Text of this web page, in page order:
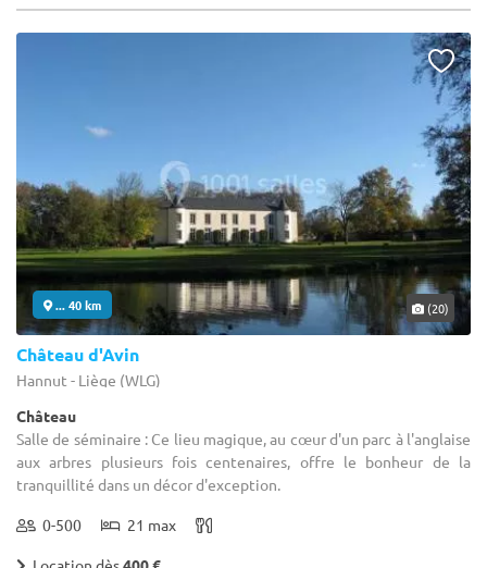
... 40 km (20)
Château d'Avin
Hannut - Liège (WLG)
Château
Salle de séminaire : Ce lieu magique, au cœur d'un parc à l'anglaise
aux arbres plusieurs fois centenaires, offre le bonheur de la
tranquillité dans un décor d'exception.
0-500 21 max